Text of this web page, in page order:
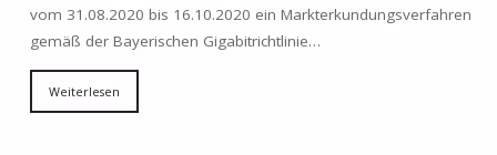
vom 31.08.2020 bis 16.10.2020 ein Markterkundungsverfahren
gemäß der Bayerischen Gigabitrichtlinie…
Weiterlesen